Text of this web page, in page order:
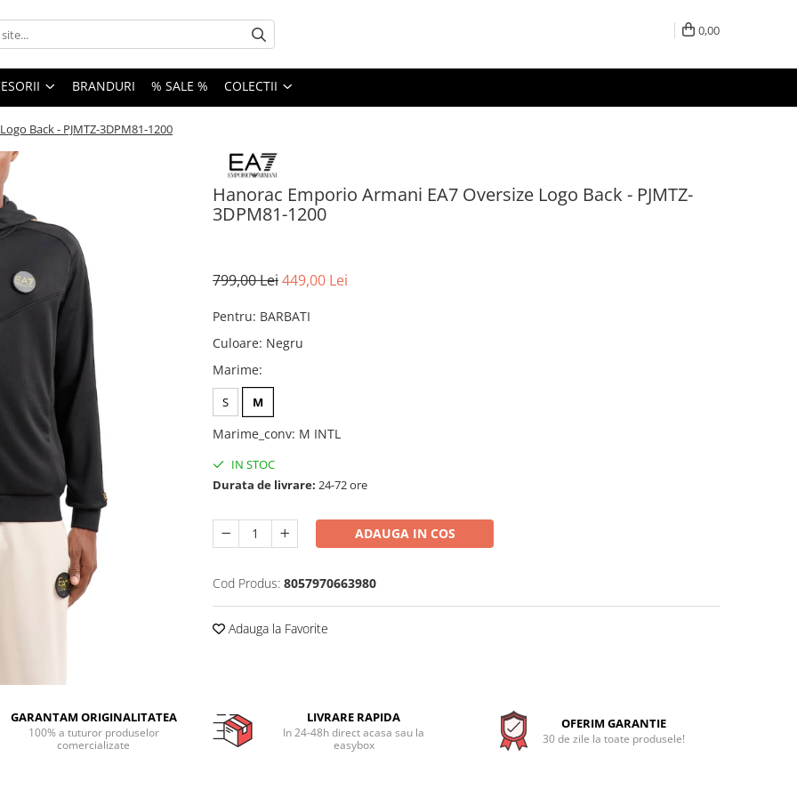
0,00
BRANDURI % SALE % COLECTII
Back - PJMTZ-3DPM81-1200
Hanorac Emporio Armani EA7 Oversize Logo Back - PJMTZ-
3DPM81-1200
799,00 Lei449,00 Lei
Pentru: BARBATI
Culoare: Negru
Marime:
S M
Marime_conv: M INTL
IN STOC
Durata de livrare: 24-72 ore
ADAUGA IN COS
Cod Produs: 8057970663980
Adauga la Favorite
GARANTAM ORIGINALITATEA
100% a tuturor produselor
comercializate
LIVRARE RAPIDA
In 24-48h direct acasa sau la
easybox
OFERIM GARANTIE
30 de zile la toate produsele!